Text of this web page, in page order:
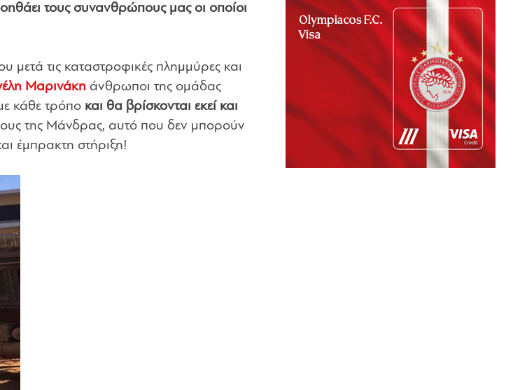
τους συνανθρώπους μας οι οποίοι
μετά τις καταστροφικές πλημμύρες και
Μαρινάκη άνθρωποι της ομάδας
κάθε τρόπο και θα βρίσκονται εκεί και
της Μάνδρας, αυτό που δεν μπορούν
έμπρακτη στήριξη!